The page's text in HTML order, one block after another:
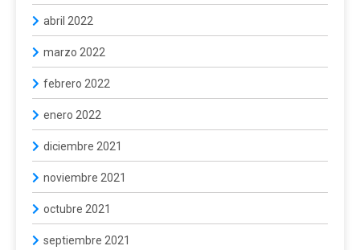
abril 2022
marzo 2022
febrero 2022
enero 2022
diciembre 2021
noviembre 2021
octubre 2021
septiembre 2021